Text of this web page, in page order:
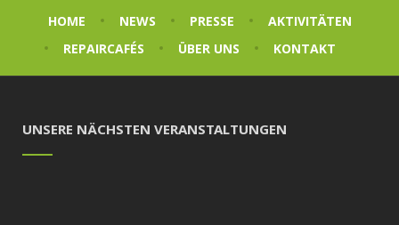
HOME NEWS PRESSE
AKTIVITÄTEN
REPAIRCAFÉS
ÜBER UNS KONTAKT
UNSERE NÄCHSTEN VERANSTALTUNGEN